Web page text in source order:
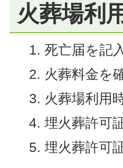
火葬場利
死亡届を記
火葬料金を
火葬場利用
埋火葬許可
埋火葬許可